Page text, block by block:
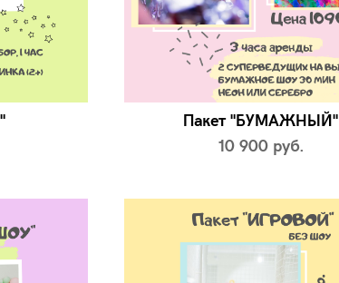
Пакет "БУМАЖНЫЙ"
10 900 pуб.